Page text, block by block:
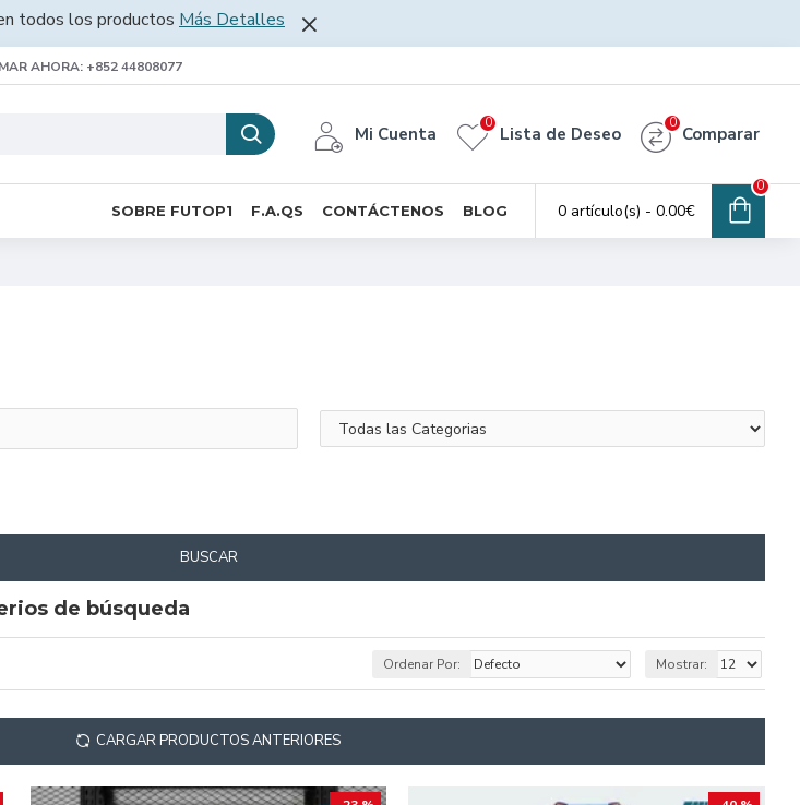
todos los productos Más Detalles
AHORA: +852 44808077
Mi Cuenta Lista de Deseo
0
Comparar
0
SOBRE FUTOP1 F.A.QS CONTÁCTENOS BLOG 0 artículo(s) - 0.00€
0
BUSCAR
de búsqueda
Ordenar Por: Mostrar:
CARGAR PRODUCTOS ANTERIORES